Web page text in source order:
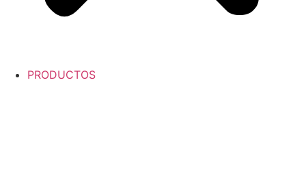
PRODUCTOS